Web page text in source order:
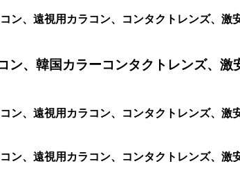
、遠視用カラコン、コンタクトレンズ、激
、韓国カラーコンタクトレンズ、
、遠視用カラコン、コンタクトレンズ、激
ン、遠視用カラコン、コンタクトレンズ、